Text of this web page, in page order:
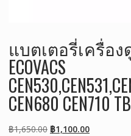
แบตเตอรี่เครื่อ
ECOVACS
CEN680 CEN710
฿1,650.00 Original
฿1,100.00Current